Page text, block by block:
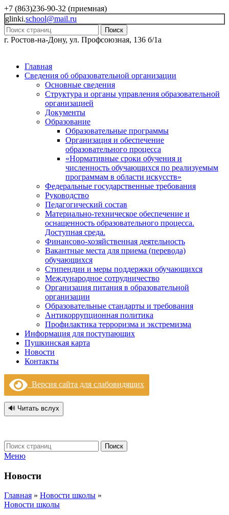
+7 (863)236-90-32 (приемная)
glinki.school@mail.ru
Поиск
г. Ростов-на-Дону, ул. Профсоюзная, 136 б/1а
Главная
Сведения об образовательной организации
Основные сведения
Структура и органы управления образовательной
организацией
Документы
Образование
Образовательные программы
Организация и обеспечение
образовательного процесса
«Нормативные сроки обучения и
численность обучающихся по реализуемым
программам в области искусств»
Федеральные государственные требования
Руководство
Педагогический состав
Материально-техническое обеспечение и
оснащенность образовательного процесса.
Доступная среда.
Финансово-хозяйственная деятельность
Вакантные места для приема (перевода)
обучающихся
Стипендии и меры поддержки обучающихся
Международное сотрудничество
Организация питания в образовательной
организации
Образовательные стандарты и требования
Антикоррупционная политика
Профилактика терроризма и экстремизма
Информация для поступающих
Пушкинская карта
Новости
Контакты
Версия сайта для слабовидящих
🔊 Читать вслух
Поиск
Меню
Новости
Главная » Новости школы »
Новости школы